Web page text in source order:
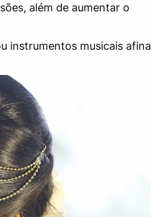
além de aumentar o
instrumentos musicais afina